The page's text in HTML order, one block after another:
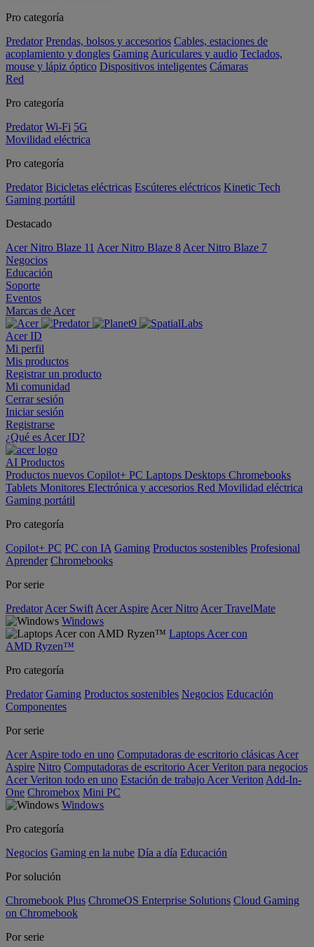
Pro categoría
Predator Prendas, bolsos y accesorios Cables, estaciones de
acoplamiento y dongles Gaming Auriculares y audio Teclados,
mouse y lápiz óptico Dispositivos inteligentes Cámaras
Red
Pro categoría
Predator Wi-Fi 5G
Movilidad eléctrica
Pro categoría
Predator Bicicletas eléctricas Escúteres eléctricos Kinetic Tech
Gaming portátil
Destacado
Acer Nitro Blaze 11 Acer Nitro Blaze 8 Acer Nitro Blaze 7
Negocios
Educación
Soporte
Eventos
Marcas de Acer
Acer ID
Mi perfil
Mis productos
Registrar un producto
Mi comunidad
Cerrar sesión
Iniciar sesión
Registrarse
¿Qué es Acer ID?
AI Productos
Productos nuevos Copilot+ PC Laptops Desktops Chromebooks
Tablets Monitores Electrónica y accesorios Red Movilidad eléctrica
Gaming portátil
Pro categoría
Copilot+ PC PC con IA Gaming Productos sostenibles Profesional
Aprender Chromebooks
Por serie
Predator Acer Swift Acer Aspire Acer Nitro Acer TravelMate
Windows
Laptops Acer con
AMD Ryzen™
Pro categoría
Predator Gaming Productos sostenibles Negocios Educación
Componentes
Por serie
Acer Aspire todo en uno Computadoras de escritorio clásicas Acer
Aspire Nitro Computadoras de escritorio Acer Veriton para negocios
Acer Veriton todo en uno Estación de trabajo Acer Veriton Add-In-
One Chromebox Mini PC
Windows
Pro categoría
Negocios Gaming en la nube Día a día Educación
Por solución
Chromebook Plus ChromeOS Enterprise Solutions Cloud Gaming
on Chromebook
Por serie